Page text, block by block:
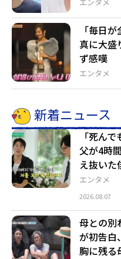
エンタメ
「毎日
真に大盛
ず感嘆
新着ニュース
エンタメ
「死ん
父が4時
え抜いた
2026.08.07
母との別
が初告白
胸に残る